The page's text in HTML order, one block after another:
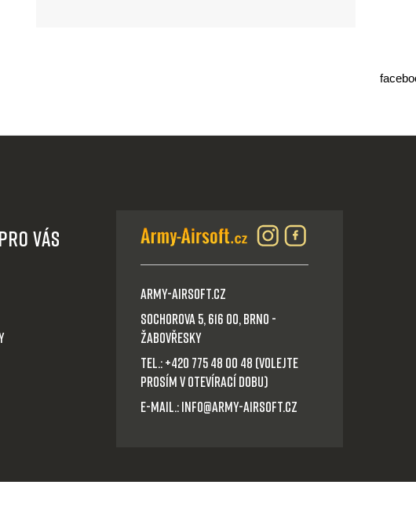
Vás
Army-Airsoft.cz
Sochorova 5, 616 00, Brno -
Žabovřesky
Tel.: +420 775 48 00 48 (volejte
prosím v otevírací dobu)
E-mail.: info@army-airsoft.cz